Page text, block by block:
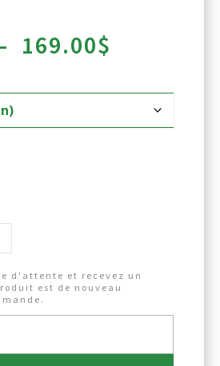
169.00$
prix :
155.00$
d'attente et recevez un
est de nouveau